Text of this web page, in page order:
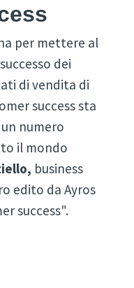
per mettere al
dei
di vendita di
success sta
numero
il mondo
business
edito da Ayros
success".